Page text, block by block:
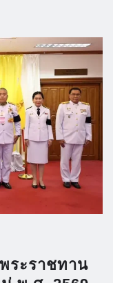
ระราชทาน